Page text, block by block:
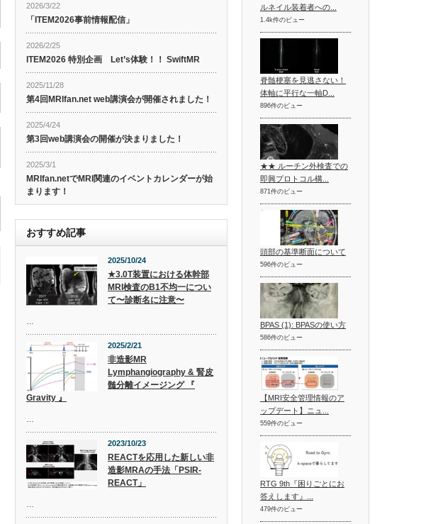
2026/3/22
「ITEM2026事前情報配信」
2026/2/25
ITEM2026 特別企画 Let’s体験！！ SwiftMR
2025/11/28
第4回MRIfan.net web講演会が開催されました！
2025/4/24
第3回web講演会の開催が決まりました！
2025/3/1
MRIfan.netでMRI関連のイベントカレンダーが始
まります！
おすすめ記事
2025/10/24
★3.0T装置における体幹部
MRI検査のB1不均一につい
て〜診断名に注意〜
2025/2/21
非造影MR
Lymphangiography & 腎皮
髄分離イメージング 『
Gravity 』
2023/10/23
REACTを応用した新しい非
造影MRAの手法「PSIR-
REACT」
ルネイル装着者への...
1.4k件のビュー
脊髄梗塞を見逃さない！
体軸に平行な一軸D...
896件のビュー
★★ ルーチン外検査での
即興プロトコル構...
871件のビュー
頭部の基準断面について
596件のビュー
BPAS (1): BPASの使い方
586件のビュー
【MRI安全管理情報のア
ップデート】ニュ...
559件のビュー
RTG 9th『困りごとにお
答えします』...
479件のビュー